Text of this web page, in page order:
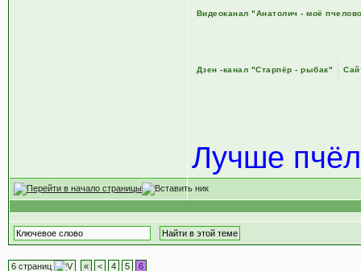
Видеоканал "Анатолич - моё
Дзен -канал "Старпёр - рыбак"
Лучше
6 страниц « < 4 5 6